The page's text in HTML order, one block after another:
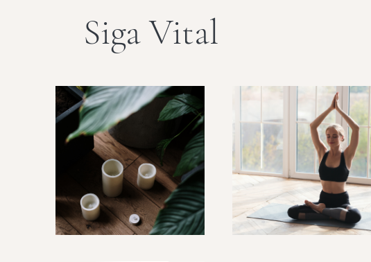
Siga Vital